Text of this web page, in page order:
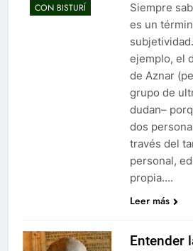
CON BISTURÍ
Siempre
es un
ejemplo, el
de Aznar
grupo de
dudan–
dos
través del
personal,
propia….
Leer más
Entender